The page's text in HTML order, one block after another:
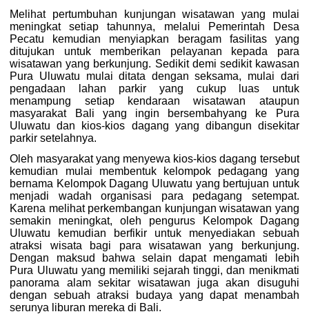
Melihat pertumbuhan kunjungan wisatawan yang mulai
meningkat setiap tahunnya, melalui Pemerintah Desa
Pecatu kemudian menyiapkan beragam fasilitas yang
ditujukan untuk memberikan pelayanan kepada para
wisatawan yang berkunjung. Sedikit demi sedikit kawasan
Pura Uluwatu mulai ditata dengan seksama, mulai dari
pengadaan lahan parkir yang cukup luas untuk
menampung setiap kendaraan wisatawan ataupun
masyarakat Bali yang ingin bersembahyang ke Pura
Uluwatu dan kios-kios dagang yang dibangun disekitar
parkir setelahnya.
Oleh masyarakat yang menyewa kios-kios dagang tersebut
kemudian mulai membentuk kelompok pedagang yang
bernama Kelompok Dagang Uluwatu yang bertujuan untuk
menjadi wadah organisasi para pedagang setempat.
Karena melihat perkembangan kunjungan wisatawan yang
semakin meningkat, oleh pengurus Kelompok Dagang
Uluwatu kemudian berfikir untuk menyediakan sebuah
atraksi wisata bagi para wisatawan yang berkunjung.
Dengan maksud bahwa selain dapat mengamati lebih
Pura Uluwatu yang memiliki sejarah tinggi, dan menikmati
panorama alam sekitar wisatawan juga akan disuguhi
dengan sebuah atraksi budaya yang dapat menambah
serunya liburan mereka di Bali.